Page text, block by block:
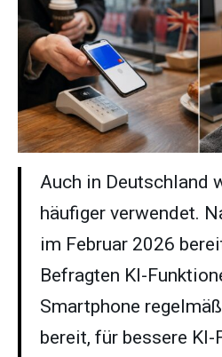
Auch in Deutschland
häufiger verwendet.
im Februar 2026
Befragten KI-
Smartphone
bereit, für bessere